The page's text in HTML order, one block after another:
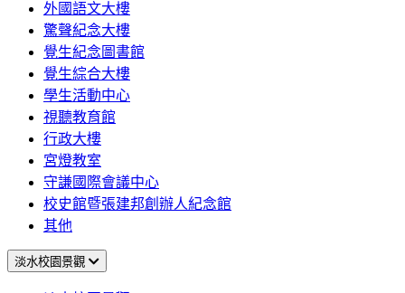
外國語文大樓
驚聲紀念大樓
覺生紀念圖書館
覺生綜合大樓
學生活動中心
視聽教育館
行政大樓
宮燈教室
守謙國際會議中心
校史館暨張建邦創辦人紀念館
其他
淡水校園景觀